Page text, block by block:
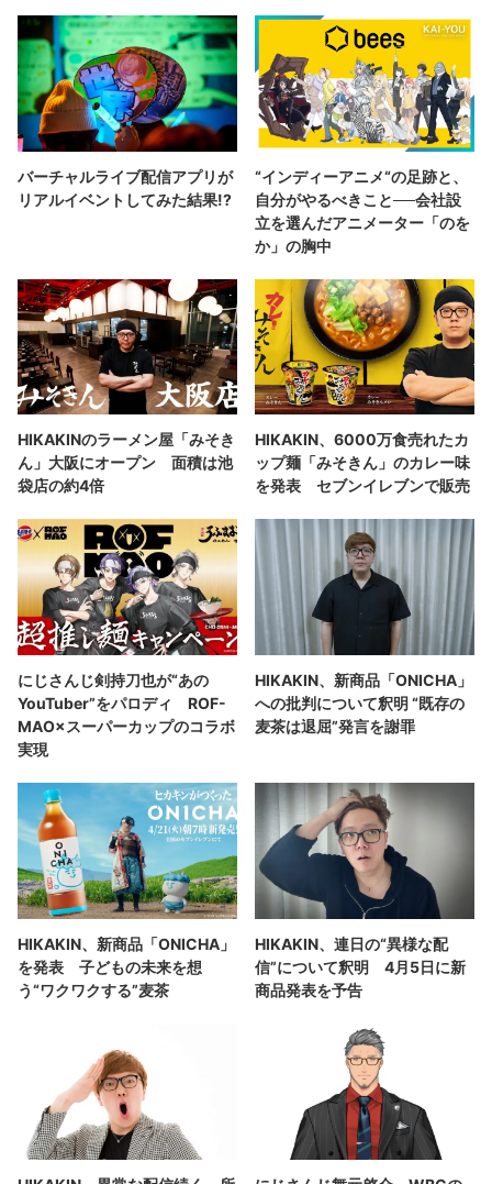
バーチャルライブ配信アプリが
リアルイベントしてみた結果!?
“インディーアニメ“の足跡と、
自分がやるべきこと──会社設
立を選んだアニメーター「のを
か」の胸中
HIKAKINのラーメン屋「みそき
ん」大阪にオープン 面積は池
袋店の約4倍
HIKAKIN、6000万食売れたカ
ップ麺「みそきん」のカレー味
を発表 セブンイレブンで販売
にじさんじ剣持刀也が“あの
YouTuber”をパロディ ROF-
MAO×スーパーカップのコラボ
実現
HIKAKIN、新商品「ONICHA」
への批判について釈明 “既存の
麦茶は退屈”発言を謝罪
HIKAKIN、新商品「ONICHA」
を発表 子どもの未来を想
う“ワクワクする”麦茶
HIKAKIN、連日の“異様な配
信”について釈明 4月5日に新
商品発表を予告